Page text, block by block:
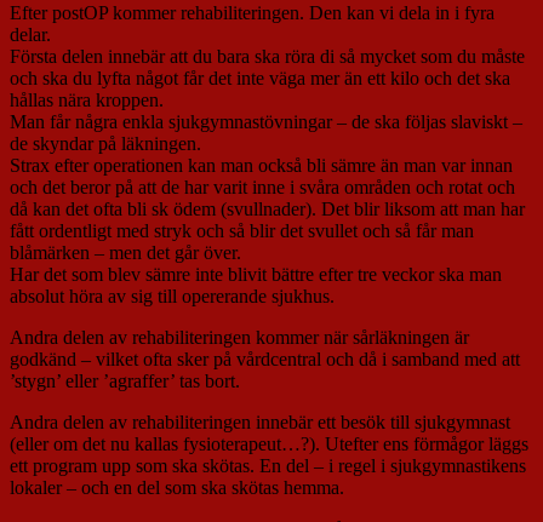
Efter postOP kommer rehabiliteringen. Den kan vi dela in i fyra
delar.
Första delen innebär att du bara ska röra di så mycket som du måste
och ska du lyfta något får det inte väga mer än ett kilo och det ska
hållas nära kroppen.
Man får några enkla sjukgymnastövningar – de ska följas slaviskt –
de skyndar på läkningen.
Strax efter operationen kan man också bli sämre än man var innan
och det beror på att de har varit inne i svåra områden och rotat och
då kan det ofta bli sk ödem (svullnader). Det blir liksom att man har
fått ordentligt med stryk och så blir det svullet och så får man
blåmärken – men det går över.
Har det som blev sämre inte blivit bättre efter tre veckor ska man
absolut höra av sig till opererande sjukhus.
Andra delen av rehabiliteringen kommer när sårläkningen är
godkänd – vilket ofta sker på vårdcentral och då i samband med att
’stygn’ eller ’agraffer’ tas bort.
Andra delen av rehabiliteringen innebär ett besök till sjukgymnast
(eller om det nu kallas fysioterapeut…?). Utefter ens förmågor läggs
ett program upp som ska skötas. En del – i regel i sjukgymnastikens
lokaler – och en del som ska skötas hemma.